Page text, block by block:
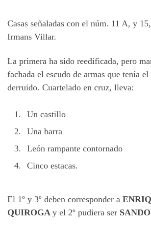
Casas señaladas con el núm. 11 A, y
Irmans Villar.
La primera ha sido reedificada, pero
fachada el escudo de armas que tenía
derruido. Cuartelado en cruz, lleva:
Un castillo
Una barra
León rampante contornado
Cinco estacas.
El 1º y 3º deben corresponder a
QUIROGA y el 2º pudiera ser